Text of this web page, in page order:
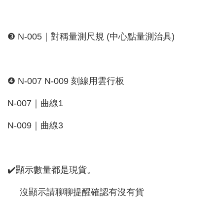
❸ N-005｜對稱量測尺規 (中心點量測治具)
❹ N-007 N-009 刻線用雲行板
N-007｜曲線1
N-009｜曲線3
✔️顯示數量都是現貨。
沒顯示請聊聊提醒確認有沒有貨